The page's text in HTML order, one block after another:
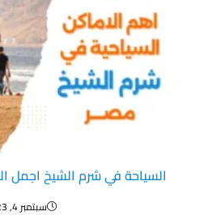
السياحة في شرم الشيخ اجمل
سبتمبر 4, 2023